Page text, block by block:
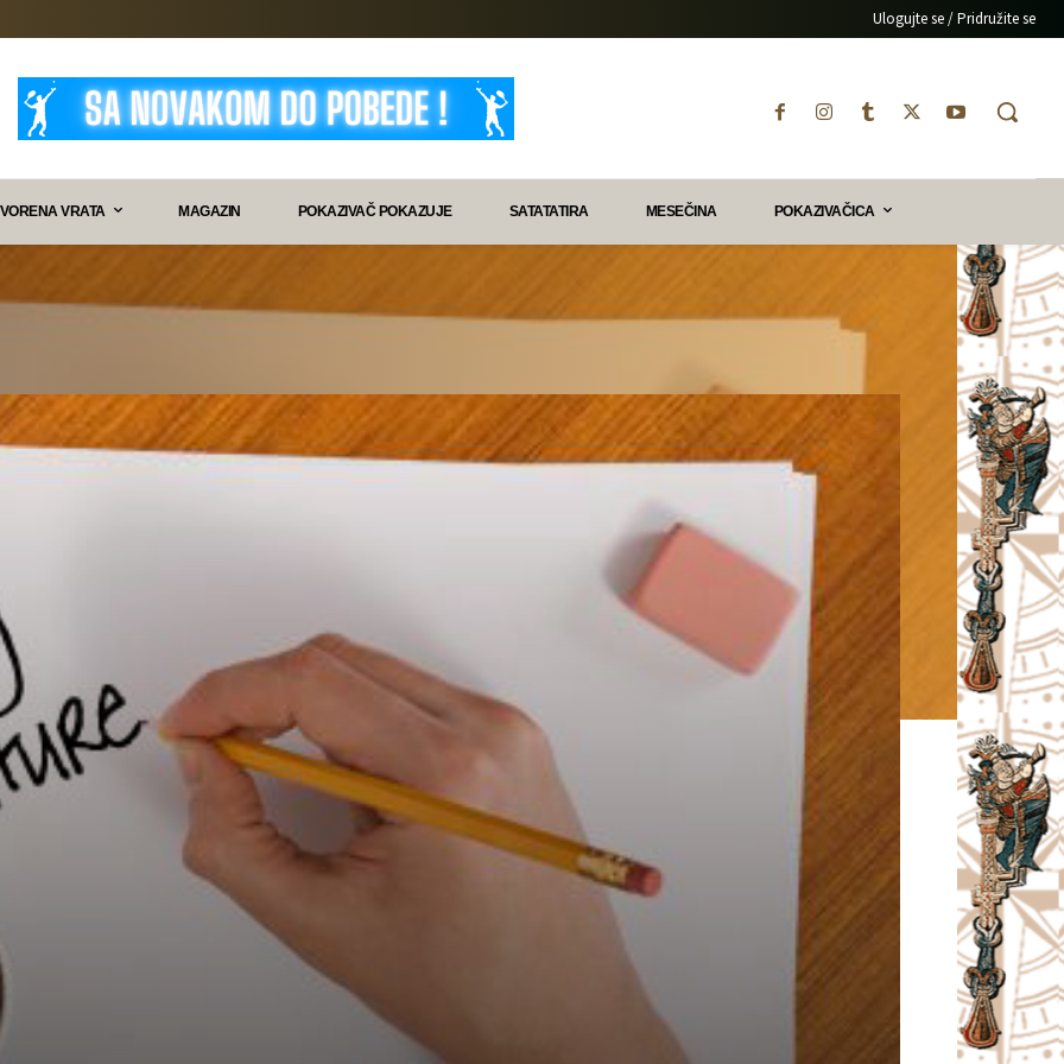
Ulogujte se / Pridružite se
VRATA MAGAZIN POKAZIVAČ POKAZUJE SATATATIRA MESEČINA POKAZIVAČICA